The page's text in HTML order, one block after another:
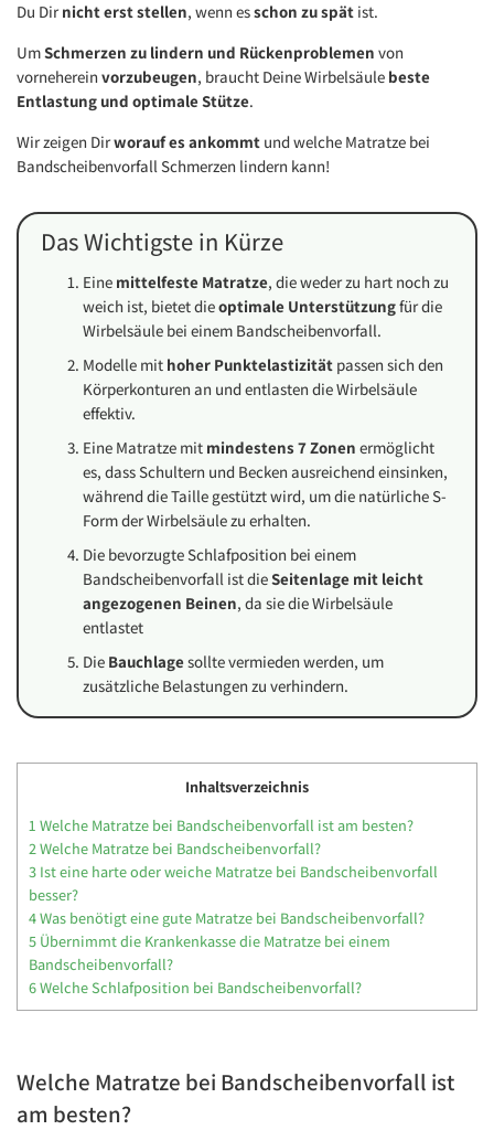
Du Dir nicht erst stellen, wenn esschon zu spät ist.
UmSchmerzen zu lindern und Rückenproblemen von
vorneherein vorzubeugen, braucht Deine Wirbelsäule beste
Entlastung und optimale Stütze.
Wir zeigen Dirworauf es ankommt und welche Matratze bei
Bandscheibenvorfall Schmerzen lindern kann!
Das Wichtigste in Kürze
Eine mittelfeste Matratze, die weder zu hart noch zu
weich ist, bietet dieoptimale Unterstützungfür die
Wirbelsäule bei einem Bandscheibenvorfall.
Modelle mit hoher Punktelastizität passen sich den
Körperkonturen an und entlasten die Wirbelsäule
effektiv.
Eine Matratze mit mindestens 7 Zonen ermöglicht
es, dass Schultern und Becken ausreichend einsinken,
während die Taille gestützt wird, um die natürliche S-
Form der Wirbelsäule zu erhalten.
Die bevorzugte Schlafposition bei einem
Bandscheibenvorfall ist dieSeitenlage mit leicht
angezogenen Beinen, da sie die Wirbelsäule
entlastet
Die Bauchlagesollte vermieden werden, um
zusätzliche Belastungen zu verhindern.
Inhaltsverzeichnis
1 Welche Matratze bei Bandscheibenvorfall ist am besten?
2Welche Matratze bei Bandscheibenvorfall?
3 Ist eine harte oder weiche Matratze bei Bandscheibenvorfall
besser?
4Was benötigt eine gute Matratze bei Bandscheibenvorfall?
5 Übernimmt die Krankenkasse die Matratze bei einem
Bandscheibenvorfall?
6Welche Schlafposition bei Bandscheibenvorfall?
Welche Matratze bei Bandscheibenvorfall ist
am besten?